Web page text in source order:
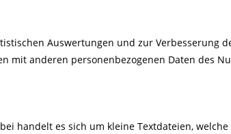
Auswertungen und zur Verbesserung
mit anderen personenbezogenen Daten des
handelt es sich um kleine Textdateien,